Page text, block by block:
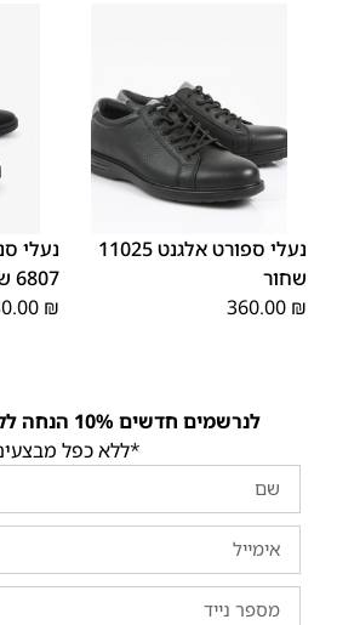
40
41
42
43
נעלי ספורט אלגנט 11025
שחור
360.00 ₪
נעלי
6807 שחור
₪
לנרשמים חדשים 10% הנחה לקנייה הראשונה!
*ללא כפל